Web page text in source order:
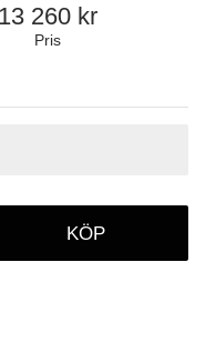
Pris
13 260
KÖP